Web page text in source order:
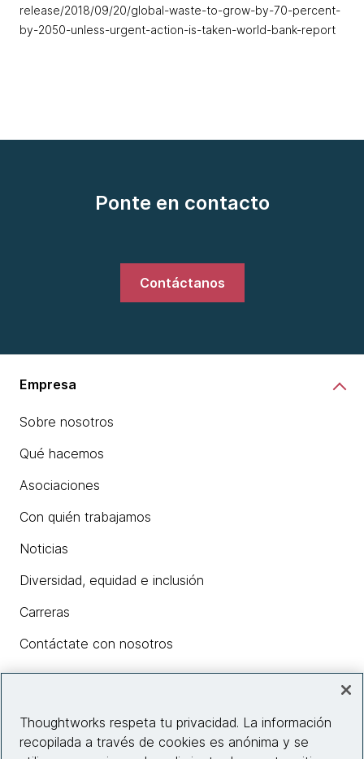
release/2018/09/20/global-waste-to-grow-by-70-percent-
by-2050-unless-urgent-action-is-taken-world-bank-report
Ponte en contacto
Contáctanos
Empresa
Sobre nosotros
Qué hacemos
Asociaciones
Con quién trabajamos
Noticias
Diversidad, equidad e inclusión
Carreras
Contáctate con nosotros
Thoughtworks respeta tu privacidad. La información
recopilada a través de cookies es anónima y se